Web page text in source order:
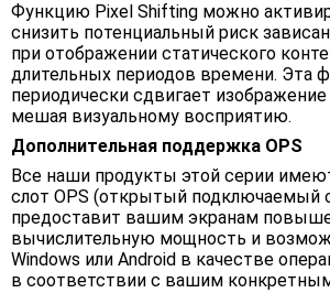
Функцию Pixel Shifting можно
снизить потенциальный риск
при отображении статического
длительных периодов времени. Эта
периодически сдвигает
мешая визуальному восприятию.
Дополнительная поддержка OPS
Все наши продукты этой серии
слот OPS (открытый подключаемый
предоставит вашим экранам
вычислительную мощность и
Windows или Android в качестве
в соответствии с вашим